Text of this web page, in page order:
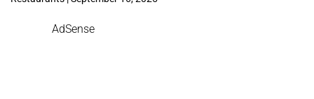
AdSense